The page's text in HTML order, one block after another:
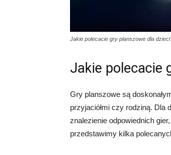
Jakie polecacie gry planszowe dla
Jakie polecacie
Gry planszowe są
przyjaciółmi czy rodziną. Dla
znalezienie odpowiednich
przedstawimy kilka